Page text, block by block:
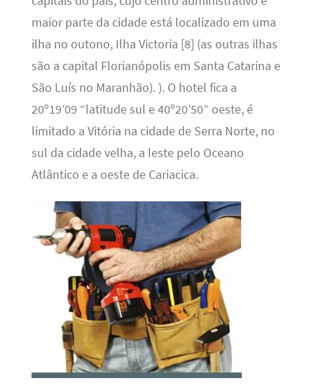
maior parte da cidade está localizado em uma
ilha no outono, Ilha Victoria [8] (as outras ilhas
são a capital Florianópolis em Santa Catarina e
São Luís no Maranhão). ). O hotel fica a
20º19’09 “latitude sul e 40º20’50” oeste, é
limitado a Vitória na cidade de Serra Norte, no
sul da cidade velha, a leste pelo Oceano
Atlântico e a oeste de Cariacica.